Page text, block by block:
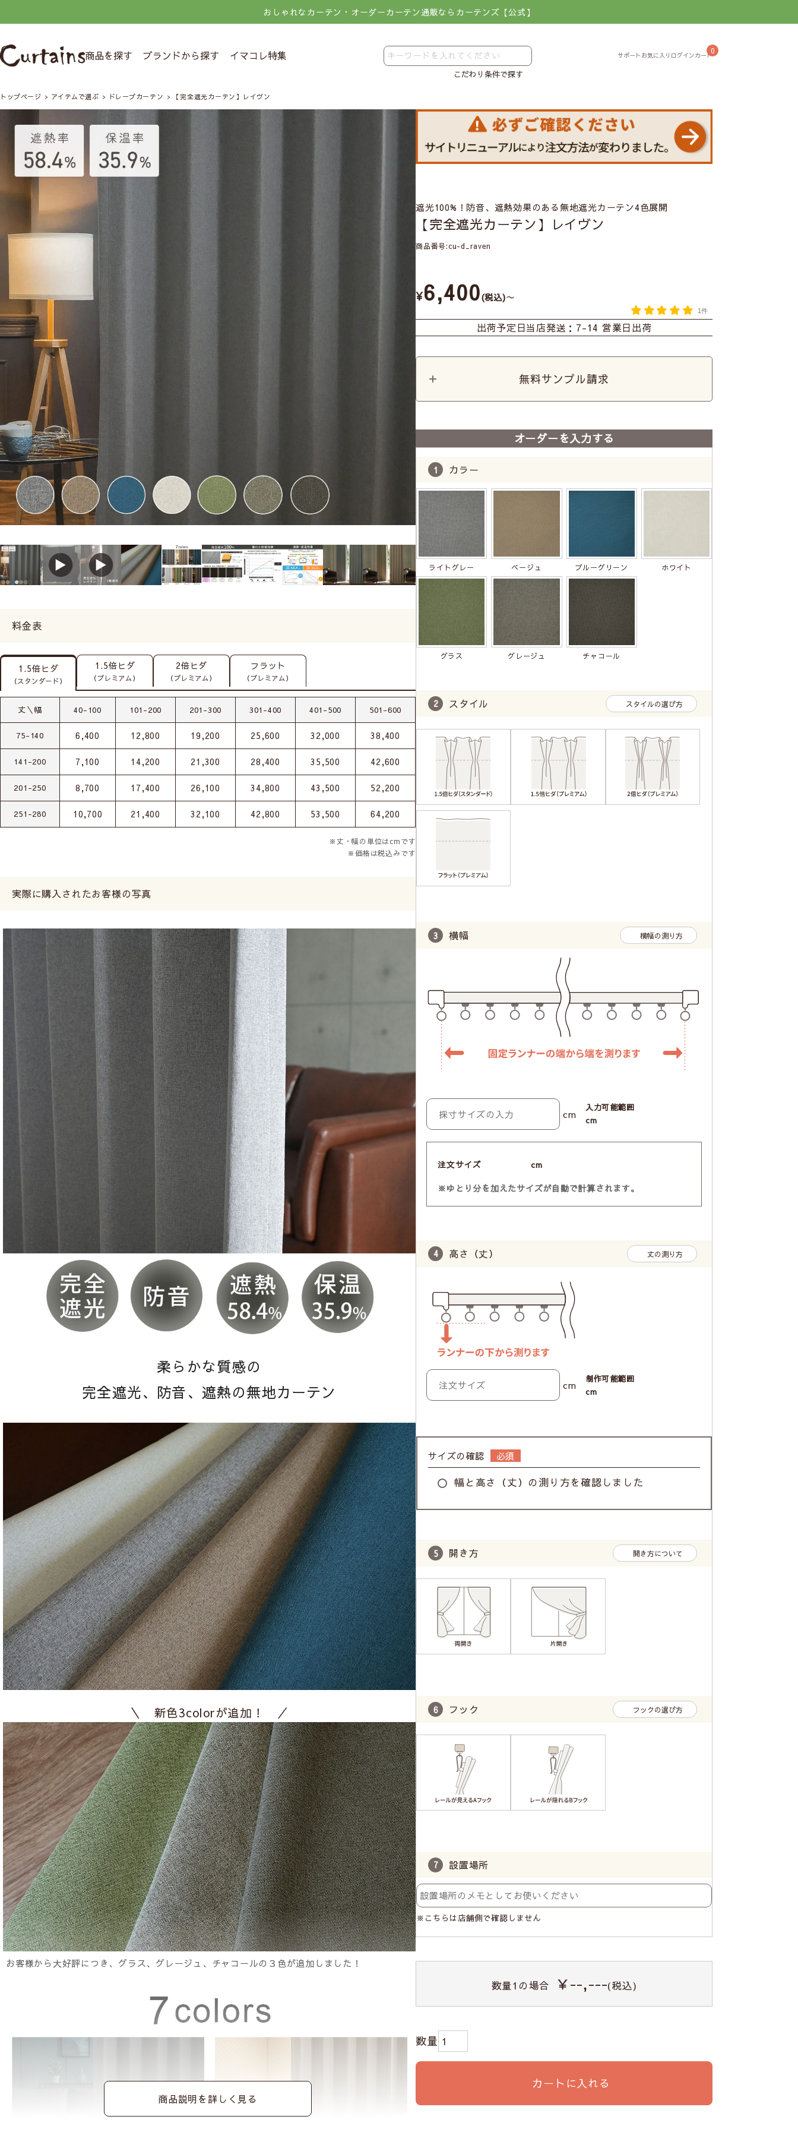
おしゃれなカーテン・オーダーカーテン通販ならカーテンズ【公式】
商品を探す ブランドから探す イマコレ特集
こだわり条件で探す
0
トップページ アイテムで選ぶ ドレープカーテン 【完全遮光カーテン】レイヴン
料金表
1.5倍ヒダ
（スタンダード）
1.5倍ヒダ
（プレミアム）
2倍ヒダ
（プレミアム）
フラット
（プレミアム）
丈＼幅 40-100 101-200 201-300 301-400 401-500 501-600
75-140 6,400 12,800 19,200 25,600 32,000 38,400
141-200 7,100 14,200 21,300 28,400 35,500 42,600
201-250 8,700 17,400 26,100 34,800 43,500 52,200
251-280 10,700 21,400 32,100 42,800 53,500 64,200
※丈・幅の単位はcmです
※価格は税込みです
実際に購入されたお客様の写真
柔らかな質感の
完全遮光、防音、遮熱の無地カーテン
＼ 新色3colorが追加！ ／
お客様から大好評につき、グラス、グレージュ、チャコールの３色が追加しました！
商品説明を詳しく見る
遮光100%！防音、遮熱効果のある無地遮光カーテン4色展開
【完全遮光カーテン】レイヴン
商品番号 cu-d_raven
¥6,400 税込 〜
1件
出荷予定日当店発送：7-14 営業日出荷
無料サンプル請求
オーダーを入力する
カラー
ライトグレー ベージュ ブルーグリーン ホワイト
グラス グレージュ チャコール
スタイル スタイルの選び方
横幅 横幅の測り方
cm
入力可能範囲
cm
注文サイズ cm
※ゆとり分を加えたサイズが自動で計算されます。
高さ（丈） 丈の測り方
cm
制作可能範囲
cm
サイズの確認
幅と高さ（丈）の測り方を確認しました
開き方 開き方について
フック フックの選び方
設置場所
※こちらは店舗側で確認しません
数量1 の場合 ￥--,---(税込)
カートに入れる